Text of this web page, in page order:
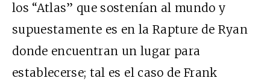
los “Atlas” que sostenían al mundo y
supuestamente es en la Rapture de Ryan
donde encuentran un lugar para
establecerse; tal es el caso de Frank